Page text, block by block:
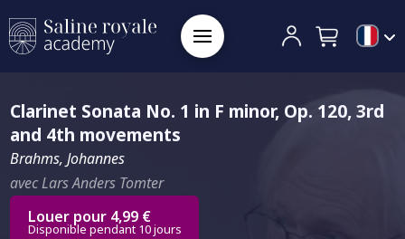
Clarinet Sonata No. 1 in F minor, Op. 120, 3rd
and 4th movements
Brahms, Johannes
avec Lars Anders Tomter
Louer pour 4,99 €
Disponible pendant 10 jours